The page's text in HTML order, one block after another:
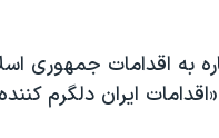
به اقدامات جمهوری
ایران دلگرم